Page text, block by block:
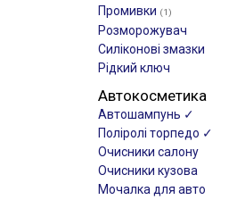
Промивки (1)
Розморожувач
Силіконові змазки
Рідкий ключ
Автокосметика
Автошампунь ✓
Поліролі торпедо ✓
Очисники салону
Очисники кузова
Мочалка для авто